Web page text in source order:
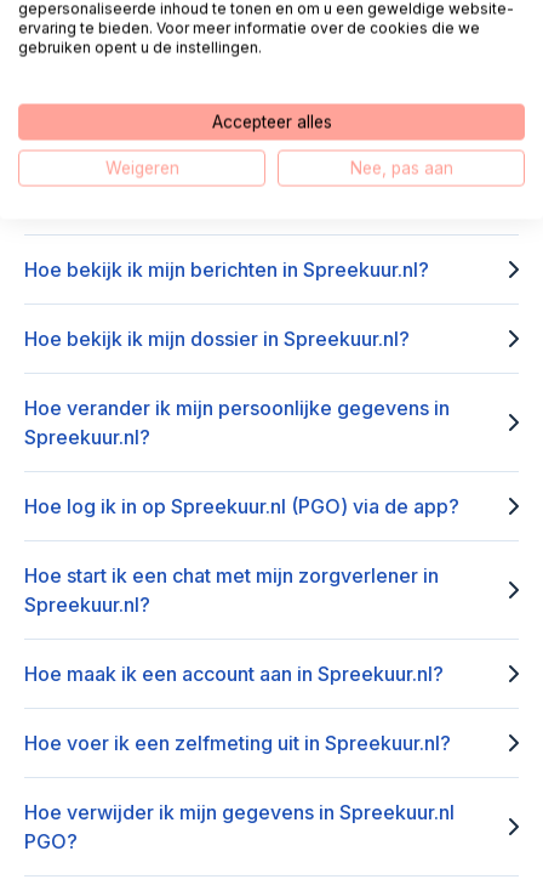
Frequently asked questions about
Hoe accepteer ik een uitnodiging van mijn zorg- of
Hoe bekijk ik mijn berichten in Spreekuur.nl?
Hoe bekijk ik mijn dossier in Spreekuur.nl?
Hoe verander ik mijn persoonlijke gegevens in
Spreekuur.nl?
Hoe log ik in op Spreekuur.nl (PGO) via de app?
Hoe start ik een chat met mijn zorgverlener in
Spreekuur.nl?
Hoe maak ik een account aan in Spreekuur.nl?
Hoe voer ik een zelfmeting uit in Spreekuur.nl?
Hoe verwijder ik mijn gegevens in Spreekuur.nl
PGO?
gepersonaliseerde inhoud te tonen en om u een geweldige website-
ervaring te bieden. Voor meer informatie over de cookies die we
gebruiken opent u de instellingen.
Accepteer alles
Weigeren Nee, pas aan